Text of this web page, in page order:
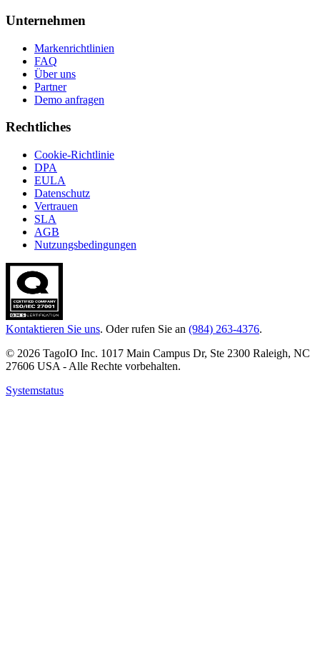
Unternehmen
Markenrichtlinien
FAQ
Über uns
Partner
Demo anfragen
Rechtliches
Cookie-Richtlinie
DPA
EULA
Datenschutz
Vertrauen
SLA
AGB
Nutzungsbedingungen
Kontaktieren Sie uns. Oder rufen Sie an (984) 263-4376.
© 2026 TagoIO Inc. 1017 Main Campus Dr, Ste 2300 Raleigh, NC
27606 USA - Alle Rechte vorbehalten.
Systemstatus